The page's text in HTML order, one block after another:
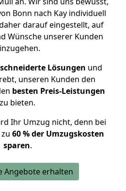
Bonn nach Kay individuell
darauf eingestellt, auf
Wünsche unserer Kunden
Lösungen und
unseren Kunden den
besten Preis-Leistungen
zu bieten.
Ihr Umzug nicht, denn bei
60 % der Umzugskosten
sparen.
Angebote erhalten